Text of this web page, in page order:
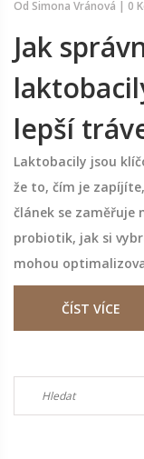
Od Simona Vránová | 0
Jak
lepší
Laktobacily jsou
že to, čím je
článek se zaměřuje
probiotik, jak si
mohou
ČÍST VÍCE